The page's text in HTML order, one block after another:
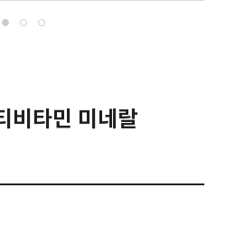
비타민 미네랄